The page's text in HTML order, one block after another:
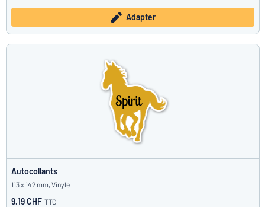
Adapter
Autocollants
113 x 142 mm, Vinyle
9.19 CHF TTC